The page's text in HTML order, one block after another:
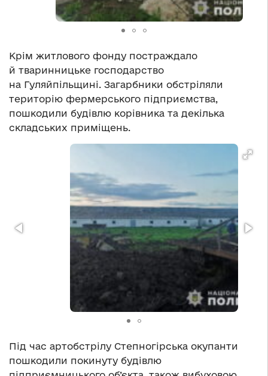
Крім житлового фонду постраждало
й тваринницьке господарство
на Гуляйпільщині. Загарбники обстріляли
територію фермерського підприємства,
пошкодили будівлю корівника та декілька
складських приміщень.
Під час артобстрілу Степногірська окупанти
пошкодили покинуту будівлю